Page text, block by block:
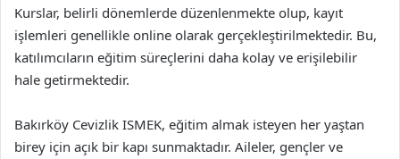
Kurslar, belirli dönemlerde düzenlenmekte olup, kayıt
işlemleri genellikle online olarak gerçekleştirilmektedir. Bu,
katılımcıların eğitim süreçlerini daha kolay ve erişilebilir
hale getirmektedir.
Bakırköy Cevizlik ISMEK, eğitim almak isteyen her yaştan
birey için açık bir kapı sunmaktadır. Aileler, gençler ve